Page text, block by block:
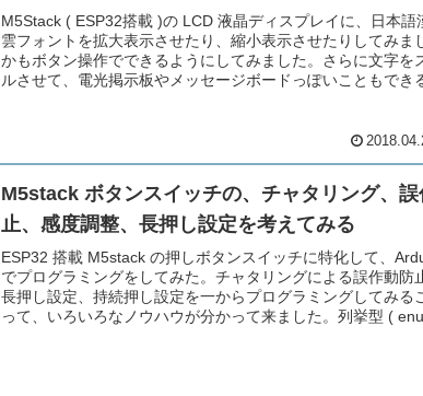
M5Stack ( ESP32搭載 )の LCD 液晶ディスプレイに、日本語
雲フォントを拡大表示させたり、縮小表示させたりしてみま
かもボタン操作でできるようにしてみました。さらに文字を
ルさせて、電光掲示板やメッセージボードっぽいこともでき
M5stack ボタンスイッチの、チャタリング、
止、感度調整、長押し設定を考えてみる
ESP32 搭載 M5stack の押しボタンスイッチに特化して、
でプログラミングをしてみた。チャタリングによる誤作動防
長押し設定、持続押し設定を一からプログラミングしてみる
って、いろいろなノウハウが分かって来ました。列挙型 (